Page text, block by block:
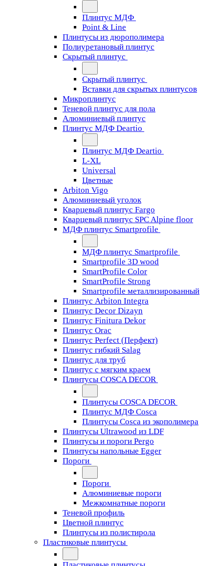
Плинтус МДФ
Point & Line
Плинтусы из дюрополимера
Полиуретановый плинтус
Скрытый плинтус
Скрытый плинтус
Вставки для скрытых плинтусов
Микроплинтус
Теневой плинтус для пола
Алюминиевый плинтус
Плинтус МДФ Deartio
Плинтус МДФ Deartio
L-XL
Universal
Цветные
Arbiton Vigo
Алюминиевый уголок
Кварцевый плинтус Fargo
Кварцевый плинтус SPC Alpine floor
МДФ плинтус Smartprofile
МДФ плинтус Smartprofile
Smartprofile 3D wood
SmartProfile Color
SmartProfile Strong
Smartprofile металлизированный
Плинтус Arbiton Integra
Плинтус Decor Dizayn
Плинтус Finitura Dekor
Плинтус Orac
Плинтус Perfect (Перфект)
Плинтус гибкий Salag
Плинтус для труб
Плинтус с мягким краем
Плинтусы COSCA DECOR
Плинтусы COSCA DECOR
Плинтус МДФ Cosca
Плинтусы Cosca из экополимера
Плинтусы Ultrawood из LDF
Плинтусы и пороги Pergo
Плинтусы напольные Egger
Пороги
Пороги
Алюминиевые пороги
Межкомнатные пороги
Теневой профиль
Цветной плинтус
Плинтусы из полистирола
Пластиковые плинтусы